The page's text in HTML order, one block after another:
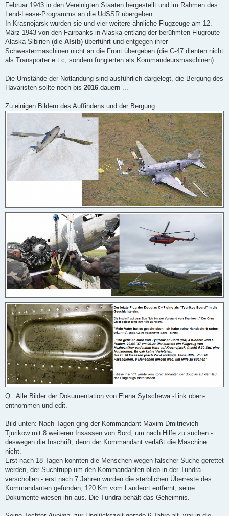
Februar 1943 in den Vereinigten Staaten hergestellt und im Rahmen des
Lend-Lease-Programms an die UdSSR übergeben.
In Krasnojarsk wurden sie und vier weitere ähnliche Flugzeuge am 12.
März 1943 von den Fairbanks in Alaska entlang der berühmten Flugroute
Alaska-Sibirien (die Alsib) überführt und entgegen ihrer
Schwestermaschinen nicht an die Front übergeben (die C-47 dienten nicht
als Transporter e.t.c, sondern fungierten als Kommandeursmaschinen)
Die Umstände der Notlandung sind ausführlich dargelegt, die Bergung des
Havaristen sollte noch bis 2016 dauern ...
Zu einigen Bildern des Auffindens und der Bergung:
Q.: Alle Bilder der Dokumentation von Elena Sytschewa -Link oben-
entnommen und edit.
Bild unten: Nach Tagen ging der Kommandant Maxim Dmitrievich
Tjurikow mit 8 weiteren Insassen von Bord, um nach Hilfe zu suchen -
deswegen die Inschrift, denn der Kommandant verläßt die Maschine
nicht.
Erst nach 18 Tagen konnten die Menschen wegen falscher Suche gerettet
werden, der Suchtrupp um den Kommandanten blieb in der Tundra
verschollen - erst nach 7 Jahren wurden die sterblichen Überreste des
Kommandanten gefunden, 120 Km vom Landeort entfernt, seine
Dokumente wiesen ihn aus. Die Tundra behält das Geheimnis.